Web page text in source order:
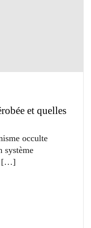
et quelles
occulte
système